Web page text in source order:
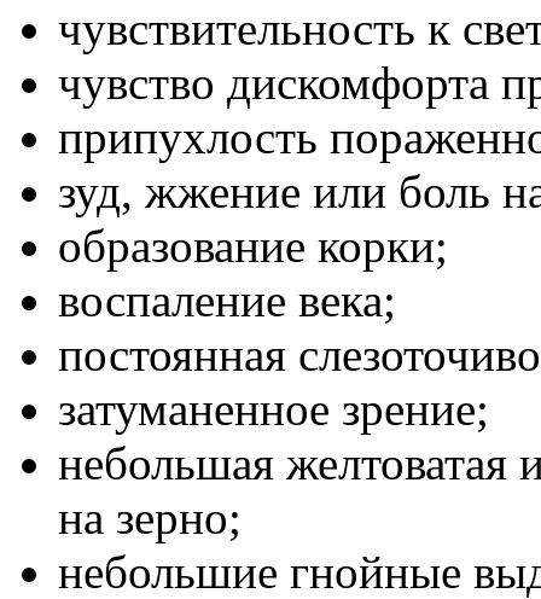
чувствительность к
чувство дискомфорта
припухлость
зуд, жжение или боль
образование корки;
воспаление века;
постоянная
затуманенное зрение;
небольшая желтоватая
на зерно;
небольшие гнойные